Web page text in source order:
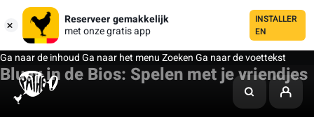
Reserveer gemakkelijk
met onze gratis app
INSTALLER
EN
Ga naar de inhoudGa naar het menuZoekenGa naar de voettekst
Bluey in de Bios: Spelen met je vriendjes
Mijn lijst